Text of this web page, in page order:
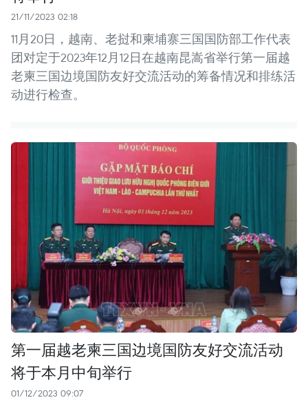
21/11/2023 02:18
11月20日，越南、老挝和柬埔寨三国国防部工作代表
团对定于2023年12月12日在越南昆嵩省举行第一届越
老柬三国边境国防友好交流活动的筹备情况和排练活
动进行检查。
第一届越老柬三国边境国防友好交流活动
将于本月中旬举行
01/12/2023 09:07